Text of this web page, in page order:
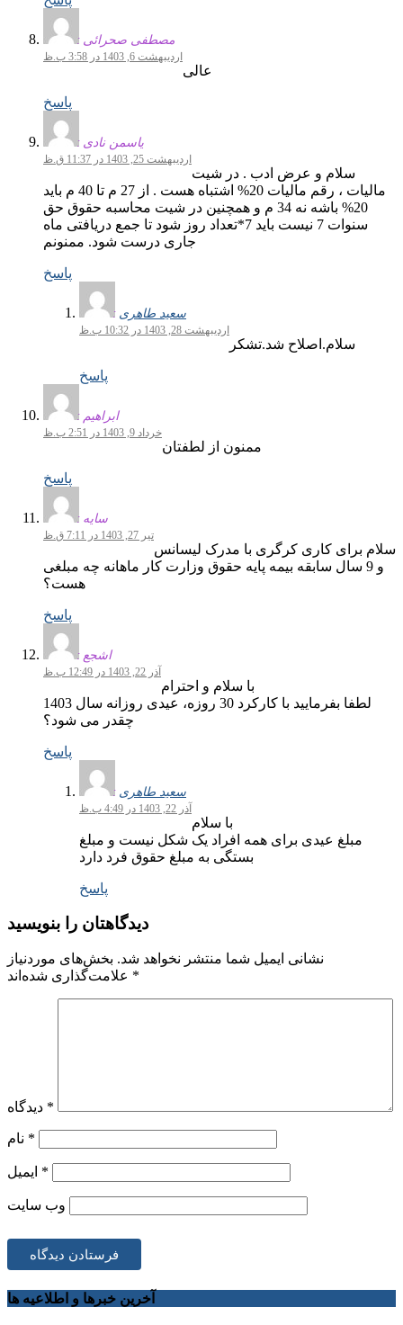
مصطفی صحرائی
اردیبهشت 6, 1403 در 3:58 ب.ظ
عالی
پاسخ
یاسمن نادی
اردیبهشت 25, 1403 در 11:37 ق.ظ
سلام و عرض ادب . در شیت
مالیات ، رقم مالیات 20% اشتباه هست . از 27 م تا 40 م باید
20% باشه نه 34 م و همچنین در شیت محاسبه حقوق حق
سنوات 7 نیست باید 7*تعداد روز شود تا جمع دریافتی ماه
جاری درست شود. ممنونم
پاسخ
سعید طاهری
اردیبهشت 28, 1403 در 10:32 ب.ظ
سلام.اصلاح شد.تشکر
پاسخ
ابراهیم
خرداد 9, 1403 در 2:51 ب.ظ
ممنون از لطفتان
پاسخ
سایه
تیر 27, 1403 در 7:11 ق.ظ
سلام برای کاری کرگری با مدرک لیسانس
و 9 سال سابقه بیمه پایه حقوق وزارت کار ماهانه چه مبلغی
هست؟
پاسخ
اشجع
آذر 22, 1403 در 12:49 ب.ظ
با سلام و احترام
لطفا بفرمایید با کارکرد 30 روزه، عیدی روزانه سال 1403
چقدر می شود؟
پاسخ
سعید طاهری
آذر 22, 1403 در 4:49 ب.ظ
با سلام
مبلغ عیدی برای همه افراد یک شکل نیست و مبلغ
بستگی به مبلغ حقوق فرد دارد
پاسخ
دیدگاهتان را بنویسید
نشانی ایمیل شما منتشر نخواهد شد. بخش‌های موردنیاز
*
*
*
*
وب‌ سایت
آخرین خبرها و اطلاعیه ها